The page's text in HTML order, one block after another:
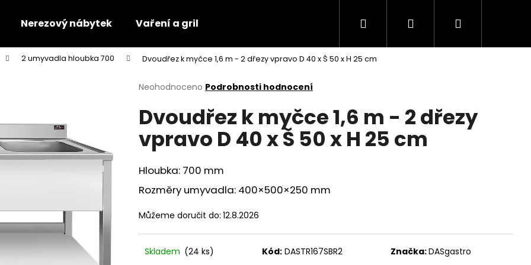
Nerezový nábytek Vaření a gril Hledat PřihlášeníNákupní
2 umyvadla hloubka 700 Dvoudřez k myčce 1,6 m - 2 dřezy vpravo D 40 x Š 50 x H 25 cm
Průměrné
produktu
je
z
hvězdiček.
Neohodnoceno Podrobnosti hodnocení
Dvoudřez k myčce 1,6 m - 2 dřezy
vpravo D 40 x Š 50 x H 25 cm
Hloubka: 700 mm
Rozměry umyvadla: 400×500×250 mm
Můžeme doručit do: 12.8.2026
Skladem (24 ks) Kód: DASTR167SBR2 Značka:DASgastro
Co potřebujete najít?
HLEDAT
Doporučujeme